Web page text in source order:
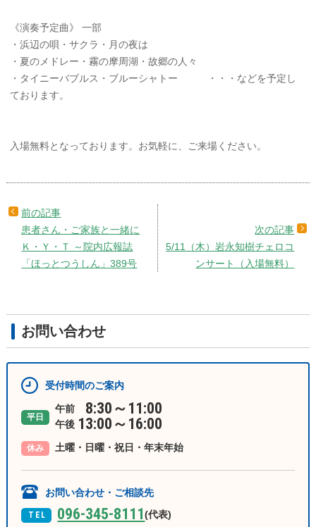
《演奏予定曲》 一部
・浜辺の唄・サクラ・月の夜は
・夏のメドレー・霧の摩周湖・故郷の人々
・タイニーバブルス・ブルーシャトー ・・・などを予定し
ております。
入場無料となっております。お気軽に、ご来場ください。
患者さん・ご家族と一緒に
Ｋ・Ｙ・Ｔ ～院内広報誌
「ほっとつうしん」389号
5/11（木）岩永知樹チェロコ
ンサート（入場無料）
お問い合わせ
受付時間のご案内
平日
午前 8:30～11:00
午後 13:00～16:00
休み 土曜・日曜・祝日・年末年始
お問い合わせ・ご相談先
TEL 096-345-8111(代表)